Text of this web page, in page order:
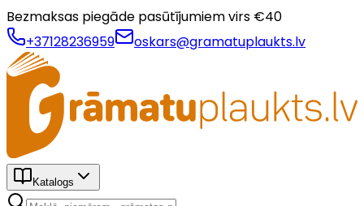
Bezmaksas piegāde pasūtījumiem virs €40
+37128236959
oskars@gramatuplaukts.lv
Katalogs